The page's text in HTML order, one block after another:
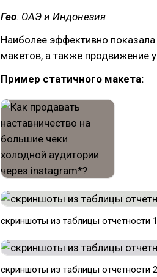
Гео: ОАЭ и Индонезия
Наиболее эффективно
макетов, а также продвижение
Пример статичного макета:
скриншоты из таблицы отчетности 1
скриншоты из таблицы отчетности 2